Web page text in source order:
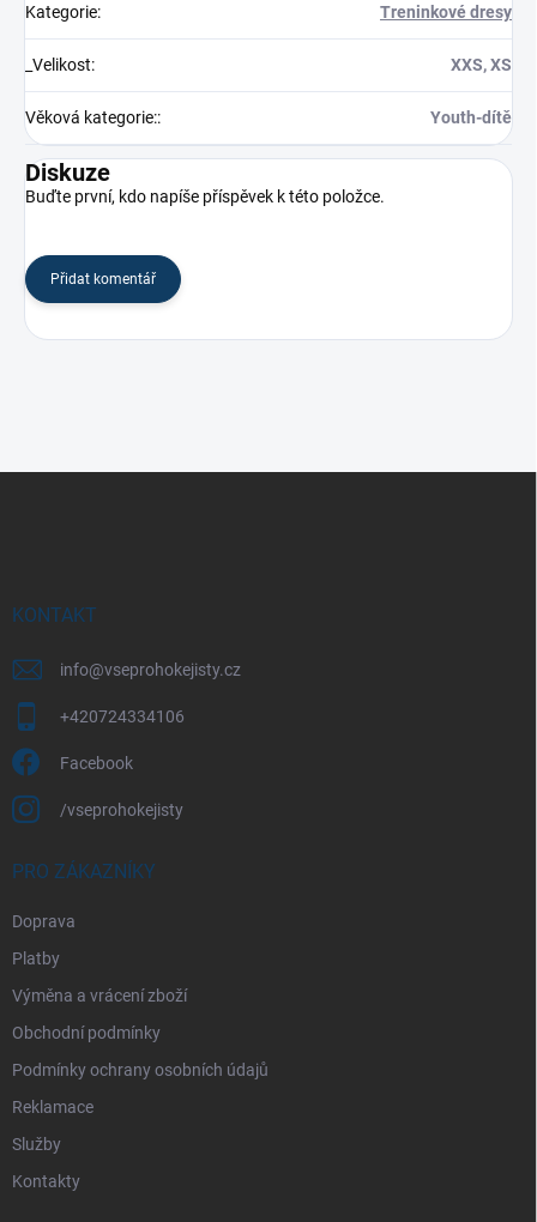
Kategorie: Treninkové dresy
_Velikost: XXS, XS
Věková kategorie:: Youth-dítě
Diskuze
Buďte první, kdo napíše příspěvek k této položce.
Přidat komentář
KONTAKT
info@vseprohokejisty.cz
+420724334106
Facebook
/vseprohokejisty
PRO ZÁKAZNÍKY
Doprava
Platby
Výměna a vrácení zboží
Obchodní podmínky
Podmínky ochrany osobních údajů
Reklamace
Služby
Kontakty